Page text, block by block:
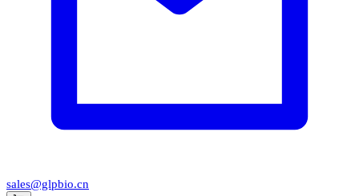
sales@glpbio.cn